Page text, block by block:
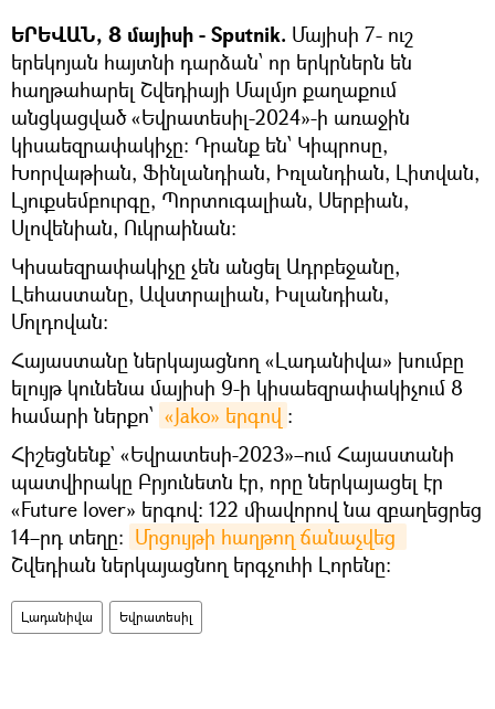
ԵՐԵՎԱՆ, 8 մայիսի - Sputnik. Մայիսի 7- ուշ
երեկոյան հայտնի դարձան՝ որ երկրներն են
հաղթահարել Շվեդիայի Մալմյո քաղաքում
անցկացված «Եվրատեսիլ-2024»-ի առաջին
կիսաեզրափակիչը։ Դրանք են՝ Կիպրոսը,
Խորվաթիան, Ֆինլանդիան, Իռլանդիան, Լիտվան,
Լյուքսեմբուրգը, Պորտուգալիան, Սերբիան,
Սլովենիան, Ուկրաինան։
Կիսաեզրափակիչը չեն անցել Ադրբեջանը,
Լեհաստանը, Ավստրալիան, Իսլանդիան,
Մոլդովան։
Հայաստանը ներկայացնող «Լադանիվա» խումբը
ելույթ կունենա մայիսի 9-ի կիսաեզրափակիչում 8
համարի ներքո՝ «Jako» երգով ։
Հիշեցնենք` «Եվրատեսի-2023»–ում Հայաստանի
պատվիրակը Բրյունետն էր, որը ներկայացել էր
«Future lover» երգով։ 122 միավորով նա զբաղեցրեց
14–րդ տեղը։
Շվեդիան ներկայացնող երգչուհի Լորենը։
Լադանիվա Եվրատեսիլ